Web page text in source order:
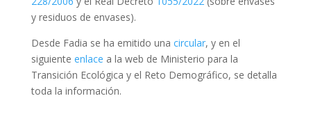
y residuos de envases).
Desde Fadia se ha emitido una circular, y en el
siguiente enlace a la web de Ministerio para la
Transición Ecológica y el Reto Demográfico, se detalla
toda la información.